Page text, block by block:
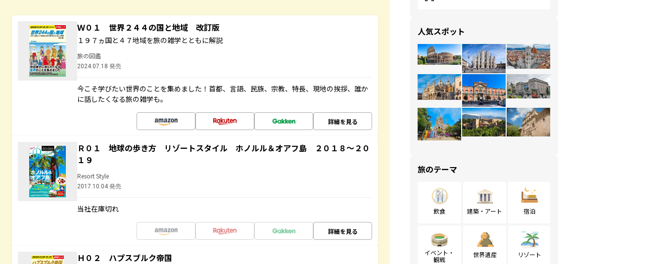
Ｗ０１ 世界２４４の国と地域 改訂版
１９７ヵ国と４７地域を旅の雑学とともに解説
旅の図鑑
2024.07.18 発売
今こそ学びたい世界のことを集めました！首都、言語、民族、宗教、特長、現地の挨拶、誰か
に話したくなる旅の雑学も。
詳細を見る
Ｒ０１ 地球の歩き方 リゾートスタイル ホノルル＆オアフ島 ２０１８～２０
１９
Resort Style
2017.10.04 発売
当社在庫切れ
詳細を見る
Ｈ０２ ハプスブルク帝国
人気スポット
旅のテーマ
飲食 建築・アート 宿泊
イベント・
観戦
世界遺産 リゾート